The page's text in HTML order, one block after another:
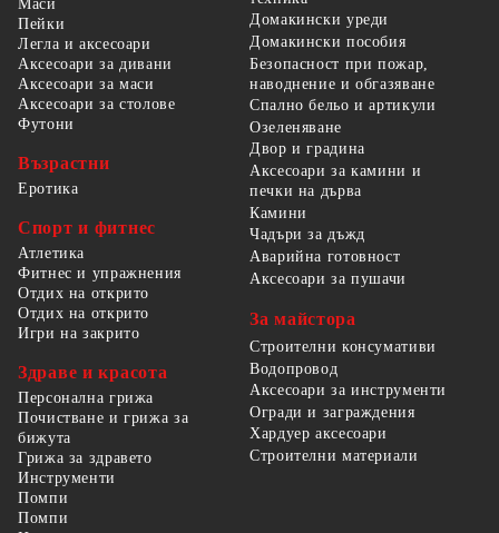
Маси
Пейки
Легла и аксесоари
Аксесоари за дивани
Аксесоари за маси
Аксесоари за столове
Футони
Възрастни
Еротика
Спорт и фитнес
Атлетика
Фитнес и упражнения
Отдих на открито
Отдих на открито
Игри на закрито
Здраве и красота
Персонална грижа
Почистване и грижа за
бижута
Грижа за здравето
Домакински уреди
Домакински пособия
Безопасност при пожар,
наводнение и обгазяване
Спално бельо и артикули
Озеленяване
Двор и градина
Аксесоари за камини и
печки на дърва
Камини
Чадъри за дъжд
Аварийна готовност
Аксесоари за пушачи
За майстора
Строителни консумативи
Водопровод
Аксесоари за инструменти
Огради и заграждения
Хардуер аксесоари
Строителни материали
Инструменти
Помпи
Помпи